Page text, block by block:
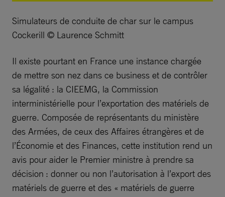
Simulateurs de conduite de char sur le campus
Cockerill © Laurence Schmitt
Il existe pourtant en France une instance chargée
de mettre son nez dans ce business et de contrôler
sa légalité : la CIEEMG, la Commission
interministérielle pour l’exportation des matériels de
guerre. Composée de représentants du ministère
des Armées, de ceux des Affaires étrangères et de
l’Économie et des Finances, cette institution rend un
avis pour aider le Premier ministre à prendre sa
décision : donner ou non l’autorisation à l’export des
matériels de guerre et des « matériels de guerre